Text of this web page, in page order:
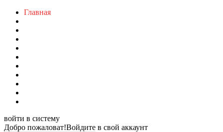
Главная
войти в систему
Добро пожаловат!Войдите в свой аккаунт